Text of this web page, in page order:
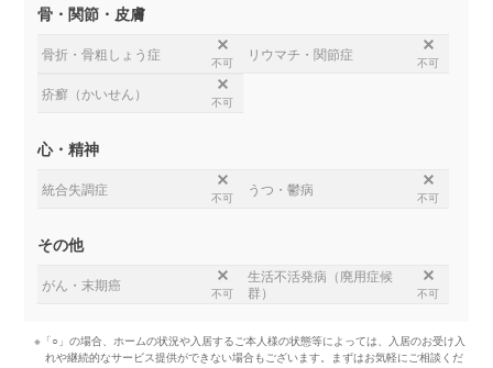
骨・関節・皮膚
骨折・骨粗しょう症
不可
リウマチ・関節症
不可
疥癬（かいせん）
不可
心・精神
統合失調症
不可
うつ・鬱病
不可
その他
がん・末期癌
不可
生活不活発病（廃用症候
群）
不可
※「○」の場合、ホームの状況や入居するご本人様の状態等によっては、入居のお受け入
れや継続的なサービス提供ができない場合もございます。まずはお気軽にご相談くだ